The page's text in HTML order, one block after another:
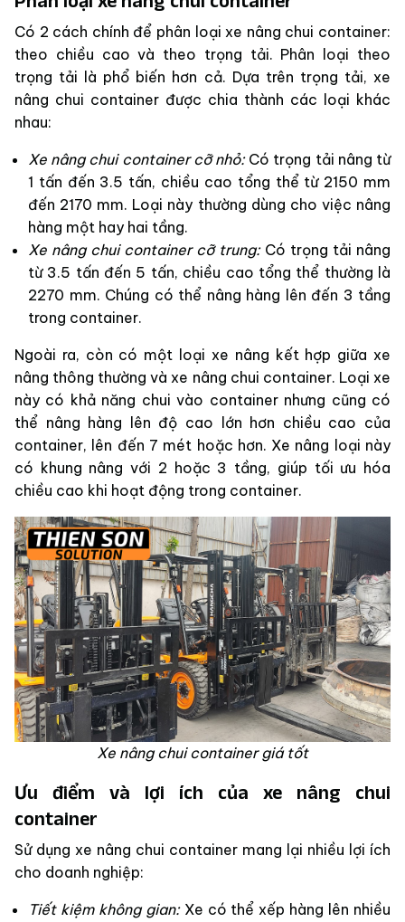
Có 2 cách chính để phân loại xe nâng chui container:
theo chiều cao và theo trọng tải. Phân loại theo
trọng tải là phổ biến hơn cả. Dựa trên trọng tải, xe
nâng chui container được chia thành các loại khác
nhau:
Xe nâng chui container cỡ nhỏ: Có trọng tải nâng từ
1 tấn đến 3.5 tấn, chiều cao tổng thể từ 2150 mm
đến 2170 mm. Loại này thường dùng cho việc nâng
hàng một hay hai tầng.
Xe nâng chui container cỡ trung:Có trọng tải nâng
từ 3.5 tấn đến 5 tấn, chiều cao tổng thể thường là
2270 mm. Chúng có thể nâng hàng lên đến 3 tầng
trong container.
Ngoài ra, còn có một loại xe nâng kết hợp giữa xe
nâng thông thường và xe nâng chui container. Loại xe
này có khả năng chui vào container nhưng cũng có
thể nâng hàng lên độ cao lớn hơn chiều cao của
container, lên đến 7 mét hoặc hơn. Xe nâng loại này
có khung nâng với 2 hoặc 3 tầng, giúp tối ưu hóa
chiều cao khi hoạt động trong container.
Xe nâng chui container giá tốt
Ưu điểm và lợi ích của xe nâng chui
container
Sử dụng xe nâng chui container mang lại nhiều lợi ích
cho doanh nghiệp:
Tiết kiệm không gian:Xe có thể xếp hàng lên nhiều